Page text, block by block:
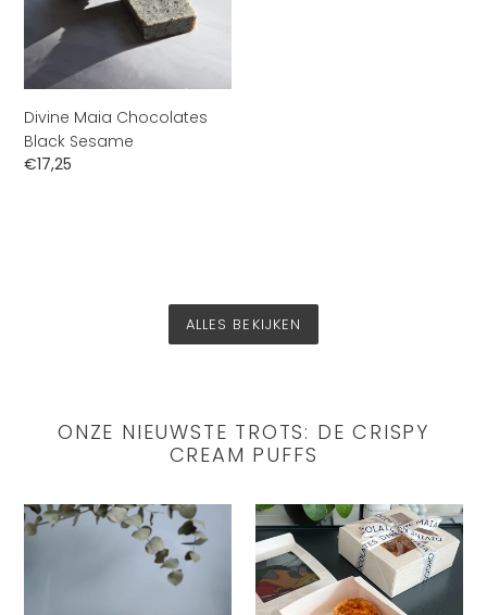
Divine Maia Chocolates
Black Sesame
Normale
€17,25
ALLES BEKIJKEN
ONZE NIEUWSTE TROTS: DE CRISPY
CREAM PUFFS
Divine
Maia
Divine
Maia
Crispy
Cream
Puffs